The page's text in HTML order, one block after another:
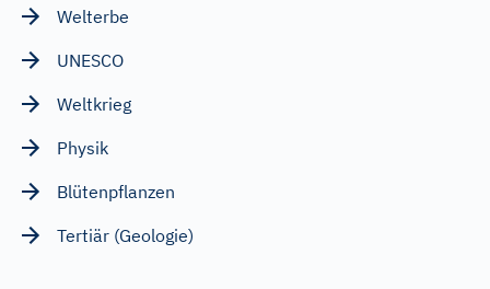
Welterbe
UNESCO
Weltkrieg
Physik
Blütenpflanzen
Tertiär (Geologie)